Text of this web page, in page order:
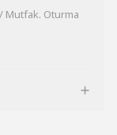
/ Mutfak. Oturma